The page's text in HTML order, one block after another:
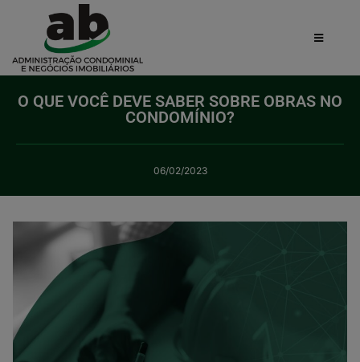
O QUE VOCÊ DEVE SABER SOBRE OBRAS NO
CONDOMÍNIO?
06/02/2023